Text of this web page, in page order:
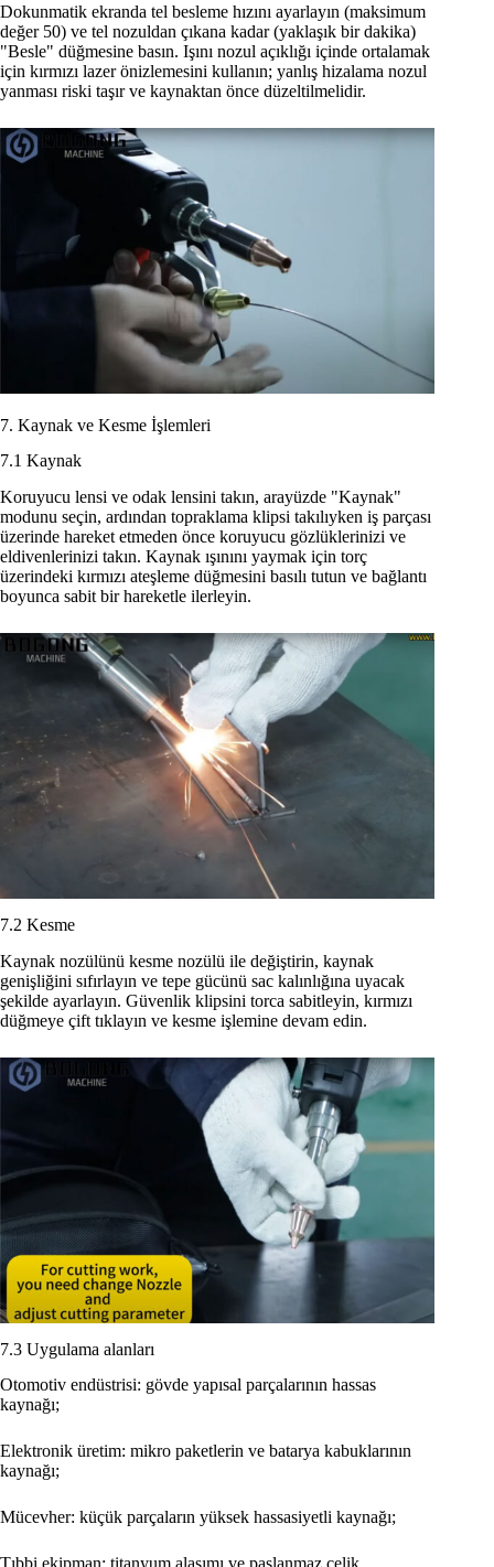
Dokunmatik ekranda tel besleme hızını ayarlayın (maksimum
değer 50) ve tel nozuldan çıkana kadar (yaklaşık bir dakika)
"Besle" düğmesine basın. Işını nozul açıklığı içinde ortalamak
için kırmızı lazer önizlemesini kullanın; yanlış hizalama nozul
yanması riski taşır ve kaynaktan önce düzeltilmelidir.
7. Kaynak ve Kesme İşlemleri
7.1 Kaynak
Koruyucu lensi ve odak lensini takın, arayüzde "Kaynak"
modunu seçin, ardından topraklama klipsi takılıyken iş parçası
üzerinde hareket etmeden önce koruyucu gözlüklerinizi ve
eldivenlerinizi takın. Kaynak ışınını yaymak için torç
üzerindeki kırmızı ateşleme düğmesini basılı tutun ve bağlantı
boyunca sabit bir hareketle ilerleyin.
7.2 Kesme
Kaynak nozülünü kesme nozülü ile değiştirin, kaynak
genişliğini sıfırlayın ve tepe gücünü sac kalınlığına uyacak
şekilde ayarlayın. Güvenlik klipsini torca sabitleyin, kırmızı
düğmeye çift tıklayın ve kesme işlemine devam edin.
7.3 Uygulama alanları
Otomotiv endüstrisi: gövde yapısal parçalarının hassas
kaynağı;
Elektronik üretim: mikro paketlerin ve batarya kabuklarının
kaynağı;
Mücevher: küçük parçaların yüksek hassasiyetli kaynağı;